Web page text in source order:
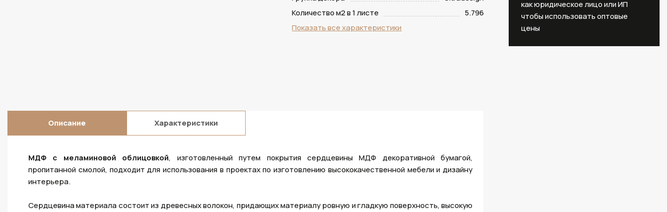
Количество м2 в 1 листе
5.796
Показать все характеристики
как юридическое лицо или ИП
чтобы использовать оптовые
цены
Описание Характеристики
МДФ с меламиновой облицовкой, изготовленный путем покрытия сердцевины МДФ декоративной бумагой,
пропитанной смолой, подходит для использования в проектах по изготовлению высококачественной мебели и дизайну
интерьера.
Сердцевина материала состоит из древесных волокон, придающих материалу ровную и гладкую поверхность, высокую